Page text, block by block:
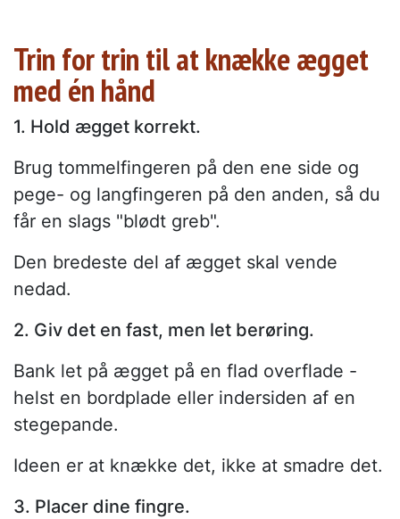
Trin for trin til at knække ægget
med én hånd
1. Hold ægget korrekt.
Brug tommelfingeren på den ene side og
pege- og langfingeren på den anden, så du
får en slags "blødt greb".
Den bredeste del af ægget skal vende
nedad.
2. Giv det en fast, men let berøring.
Bank let på ægget på en flad overflade -
helst en bordplade eller indersiden af en
stegepande.
Ideen er at knække det, ikke at smadre det.
3. Placer dine fingre.